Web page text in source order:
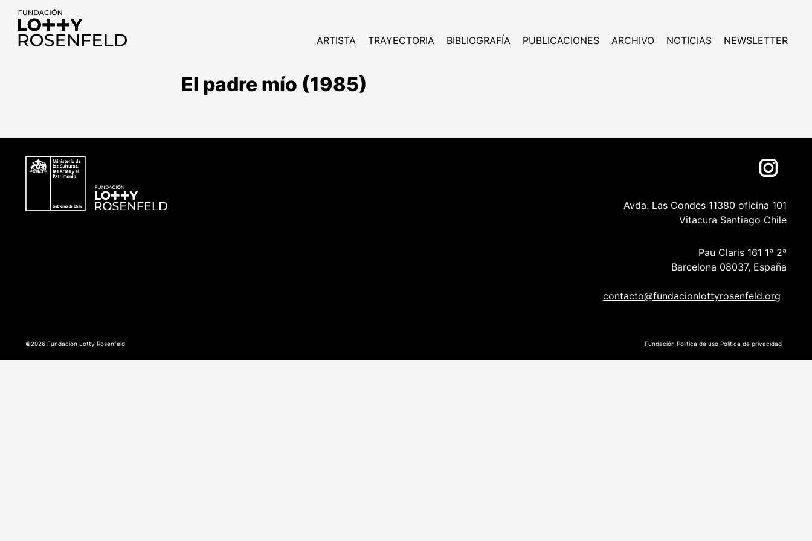
ARTISTA TRAYECTORIA BIBLIOGRAFÍA PUBLICACIONES ARCHIVO NOTICIAS NEWSLETTER
El padre mío (1985)
Avda. Las Condes 11380 oficina 101
Vitacura Santiago Chile
Pau Claris 161 1ª 2ª
Barcelona 08037, España
contacto@fundacionlottyrosenfeld.org
©2026 Fundación Lotty Rosenfeld Fundación Politica de uso Politica de privacidad